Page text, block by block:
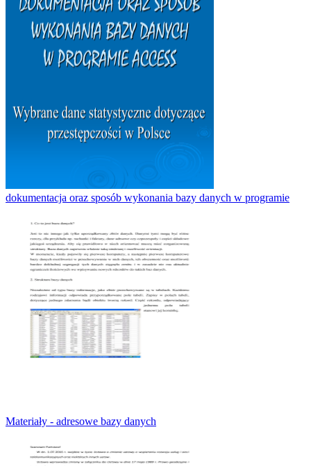
dokumentacja oraz sposób wykonania bazy danych w programie
Materiały - adresowe bazy danych